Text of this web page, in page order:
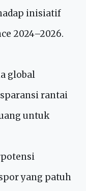
inisiatif
2024–2026.
global
rantai
untuk
yang patuh